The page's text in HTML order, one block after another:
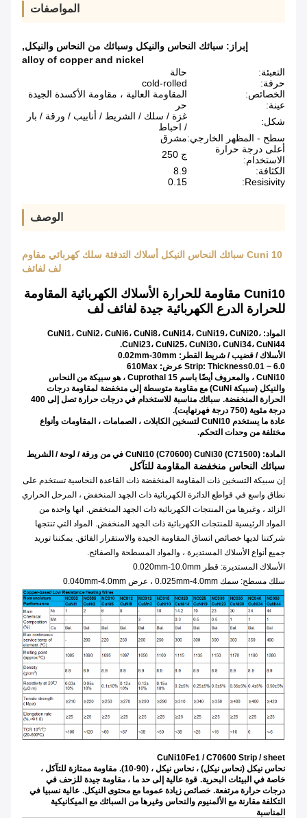
المواصفات
إبراز: سبائك النحاس والنيكل وسبائك من النحاس والنيكل,
alloy of copper and nickel
التعبئة:
حالة
حرفة:
cold-rolled
الخصائص:
المقاومة العالية ، مقاومة الأكسدة الجيدة
عينة:
حر
شكل:
غزة / سلك / الشريط / أنابيب / ورقة / بار
/ احباط
سطح - المظهر الخارجي:مشرق
أعلى درجة حرارة
الاستخدام:
ج 250
الكثافة:
8.9
Resisivity:
0.15
الوصف
Cuni 10 سبائك النحاس النيكل أسلاك التدفئة سلك كهربائي مقاوم
لف لفائف
Cuni10 مقاومة للحرارة الأسلاك الكهربائية المقاومة
للحرارة الدرع الكهربائية جيدة لفائف لف
المواد: CuNi1، CuNi2، CuNi6، CuNi8، CuNi14، CuNi19، CuNi20،
CuNi23، CuNi25، CuNi30، CuNi34، CuNi44.
الأسلاك / قضيب / شريط القطر: 0.02mm-30mm
Strip: Thickness0.01 ~ 6.0 عرض: 610Max
CuNi10 ، والمعروف أيضًا باسم Cuprothal 15 ، هو سبيكة من النحاس
والنيكل (سبيكة CuNi) مع مقاومة متوسطة إلى منخفضة لمقاومة درجات
الحرارة المنخفضة.
سبائك مناسبة للاستخدام في درجات حرارة تصل إلى 400
درجة مئوية (750 درجة فهرنهايت).
عادة ما يستخدم CuNi10 لتسخين الكابلات ، الصمامات ، المقاومات وأنواع
مختلفة من وحدات التحكم.
المادة: CuNi10 (C70600) CuNi30 (C71500) في من ورقة / لوحة / الشريط
سبائك النحاس منخفضة المقاومة للتآكل
إن سبيكة التسخين ذات المقاومة المنخفضة ذات القاعدة النحاسية تستخدم على
نطاق واسع في قواطع الدائرة الكهربائية ذات الجهد المنخفض ، المرحل الحراري
الزائد ، وغيرها من المنتجات الكهربائية ذات الجهد المنخفض. انها واحدة من
المواد الرئيسية للمنتجات الكهربائية ذات الجهد المنخفض.
المواد التي تنتجها
شركتنا لديها خصائص اتساق المقاومة الجيدة والاستقرار الفائق. يمكننا توريد
جميع أنواع الأسلاك المستديرة ، والمواد المسطحة والصفائح.
الأسلاك المستديرة: قطر 0.020mm-10.0mm
سلك مسطح: سمك 0.025mm-4.0mm ، عرض 0.040mm-4.0mm
CuNi10Fe1 / C70600 Strip / sheet
نحاس نيكل (نحاس نيكل) ، نحاس نيكل ، (90-10).
مقاومة ممتازة للتآكل ،
خاصة في البيئات البحرية. قوة عالية إلى حد ما ، مقاومة جيدة للزحف في
درجات حرارة مرتفعة. خصائص زيادة عموما مع محتوى النيكل. عالية نسبيا في
التكلفة مقارنة مع الألمنيوم والنحاس وغيرها من السبائك مع الميكانيكية
المناسبة